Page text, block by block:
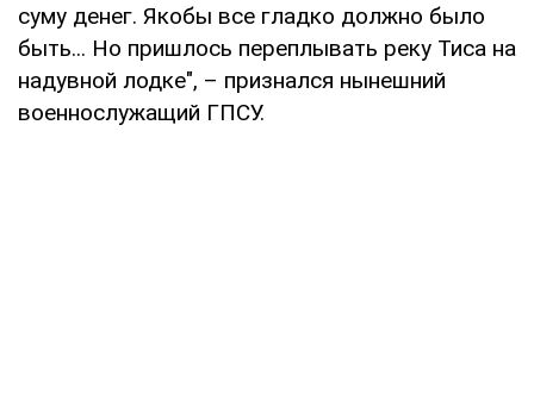
суму денег. Якобы все гладко должно было
быть... Но пришлось переплывать реку Тиса на
надувной лодке", – признался нынешний
военнослужащий ГПСУ.